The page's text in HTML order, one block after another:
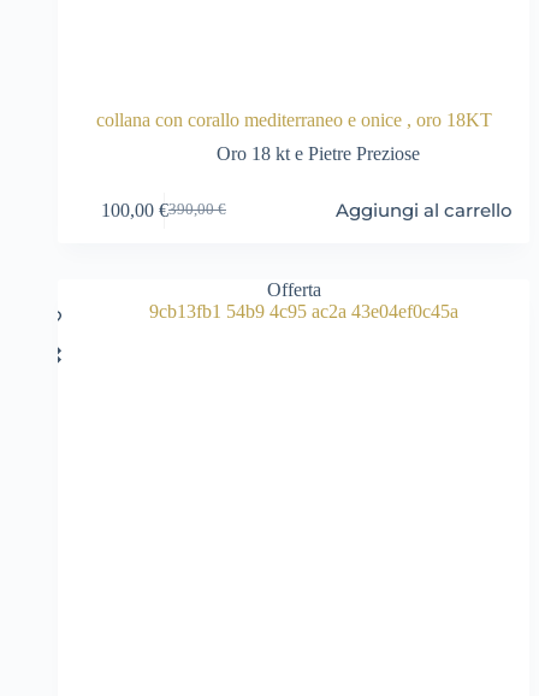
collana con corallo mediterraneo e onice , oro 18KT
Oro 18 kt e Pietre Preziose
390,00€
Il
390,00 €.
100,00 €Il
100,00 €.
Aggiungi al carrello
Offerta